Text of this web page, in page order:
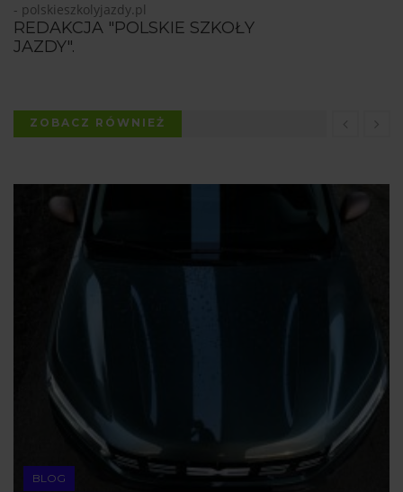
REDAKCJA "POLSKIE SZKOŁY
JAZDY".
- polskieszkolyjazdy.pl
ZOBACZ RÓWNIEŻ
BLOG